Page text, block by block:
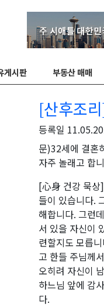
게시판 부동산 매매
[산후조
등록일
문)32세에 결혼
자주 놀래고 합
[心身 건강 묵상
들이 있습니다.
해합니다. 그런
서 있을 자신이
련할지도 모릅
고 한들 주님께
오히려 자신이
하느님 앞에 감
다.